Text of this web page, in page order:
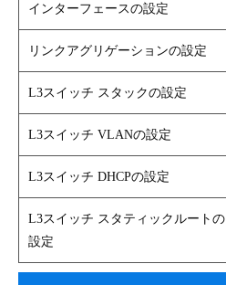
インターフェースの設定
リンクアグリゲーションの設定
L3スイッチ スタックの設定
L3スイッチ VLANの設定
L3スイッチ DHCPの設定
L3スイッチ スタティックルートの
設定